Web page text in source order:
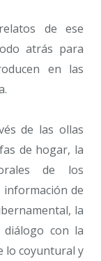
de ese
atrás para
en las
de las ollas
de hogar, la
de los
de
la
diálogo con la
lo coyuntural y